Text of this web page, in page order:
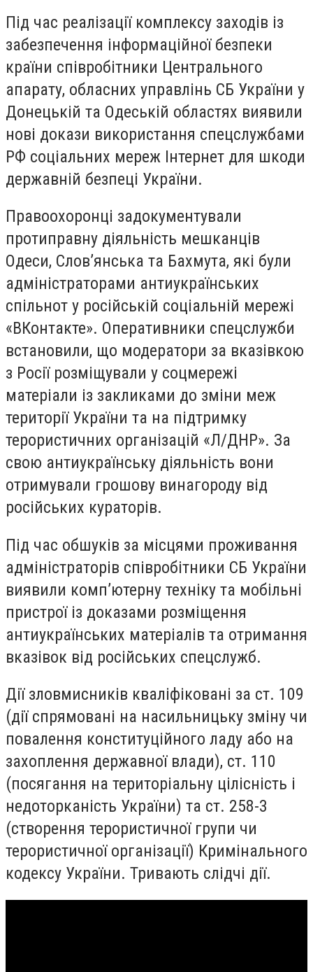
Під час реалізації комплексу заходів із
забезпечення інформаційної безпеки
країни співробітники Центрального
апарату, обласних управлінь СБ України у
Донецькій та Одеській областях виявили
нові докази використання спецслужбами
РФ соціальних мереж Інтернет для шкоди
державній безпеці України.
Правоохоронці задокументували
протиправну діяльність мешканців
Одеси, Слов’янська та Бахмута, які були
адміністраторами антиукраїнських
спільнот у російській соціальній мережі
«ВКонтакте». Оперативники спецслужби
встановили, що модератори за вказівкою
з Росії розміщували у соцмережі
матеріали із закликами до зміни меж
території України та на підтримку
терористичних організацій «Л/ДНР». За
свою антиукраїнську діяльність вони
отримували грошову винагороду від
російських кураторів.
Під час обшуків за місцями проживання
адміністраторів співробітники СБ України
виявили комп’ютерну техніку та мобільні
пристрої із доказами розміщення
антиукраїнських матеріалів та отримання
вказівок від російських спецслужб.
Дії зловмисників кваліфіковані за ст. 109
(дії спрямовані на насильницьку зміну чи
повалення конституційного ладу або на
захоплення державної влади), ст. 110
(посягання на територіальну цілісність і
недоторканість України) та ст. 258-3
(створення терористичної групи чи
терористичної організації) Кримінального
кодексу України. Тривають слідчі дії.